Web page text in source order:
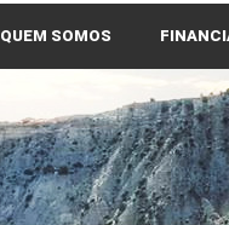
QUEM SOMOS